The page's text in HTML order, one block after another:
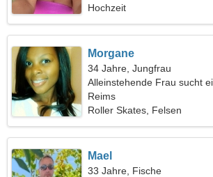
Hochzeit
Morgane
34 Jahre, Jungfrau
Alleinstehende Frau sucht
Reims
Roller Skates, Felsen
Mael
33 Jahre, Fische